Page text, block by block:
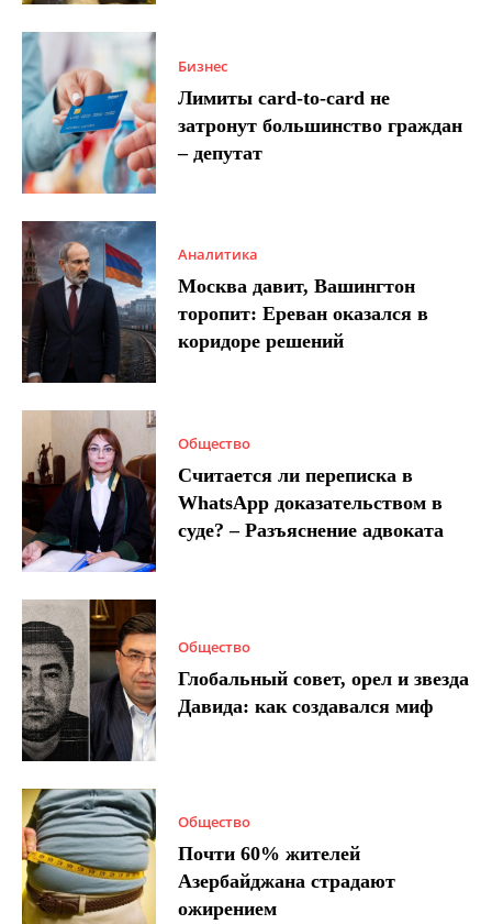
Бизнес
Лимиты card-to-card не
затронут большинство граждан
– депутат
Аналитика
Москва давит, Вашингтон
торопит: Ереван оказался в
коридоре решений
Общество
Считается ли переписка в
WhatsApp доказательством в
суде? – Разъяснение адвоката
Общество
Глобальный совет, орел и звезда
Давида: как создавался миф
Общество
Почти 60% жителей
Азербайджана страдают
ожирением